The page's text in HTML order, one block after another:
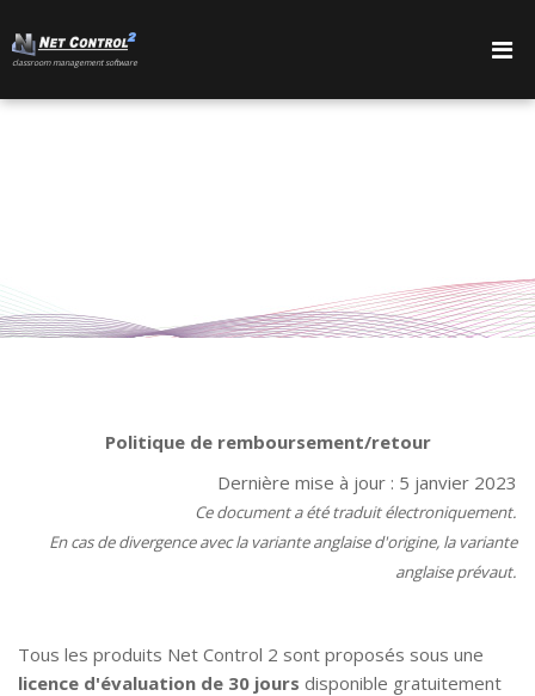
сlassroom management software
CARACTÉRISTIQUES
Politique de remboursement/retour
Dernière mise à jour : 5 janvier 2023
Ce document a été traduit électroniquement.
En cas de divergence avec la varianteanglaise d'origine, la variante
anglaise prévaut.
Tous les produits Net Control 2 sont proposés sous une
licence d'évaluation de 30 jours disponible gratuitement